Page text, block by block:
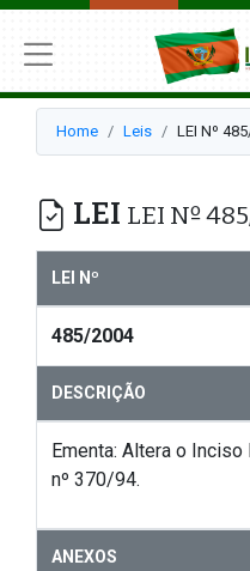
Home Leis LEI Nº
LEI LEI Nº
LEI Nº
485/2004
DESCRIÇÃO
Ementa: Altera o Inciso
nº 370/94.
ANEXOS